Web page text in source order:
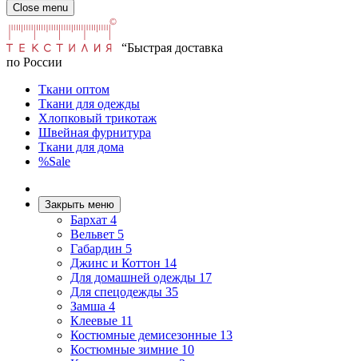
Close menu
“Быстрая доставка
по России
Ткани оптом
Ткани для одежды
Хлопковый трикотаж
Швейная фурнитура
Ткани для дома
%Sale
Закрыть меню
Бархат 4
Вельвет 5
Габардин 5
Джинс и Коттон 14
Для домашней одежды 17
Для спецодежды 35
Замша 4
Клеевые 11
Костюмные демисезонные 13
Костюмные зимние 10